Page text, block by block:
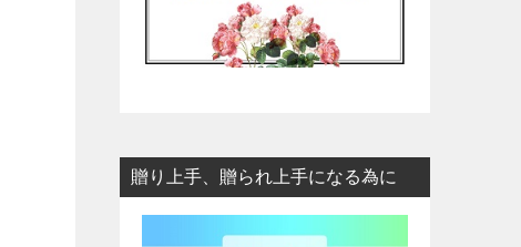
贈り上手、贈られ上手になる為に